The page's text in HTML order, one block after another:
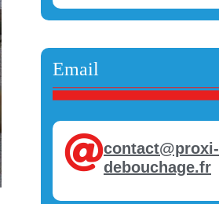
Email
contact@proxi-
debouchage.fr